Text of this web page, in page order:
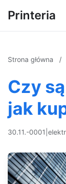
Printeria
Strona główna /
Czy
jak
30.11.-0001